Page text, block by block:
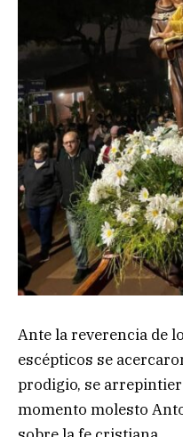
Ante la reverencia de
escépticos se
prodigio, se
momento molesto